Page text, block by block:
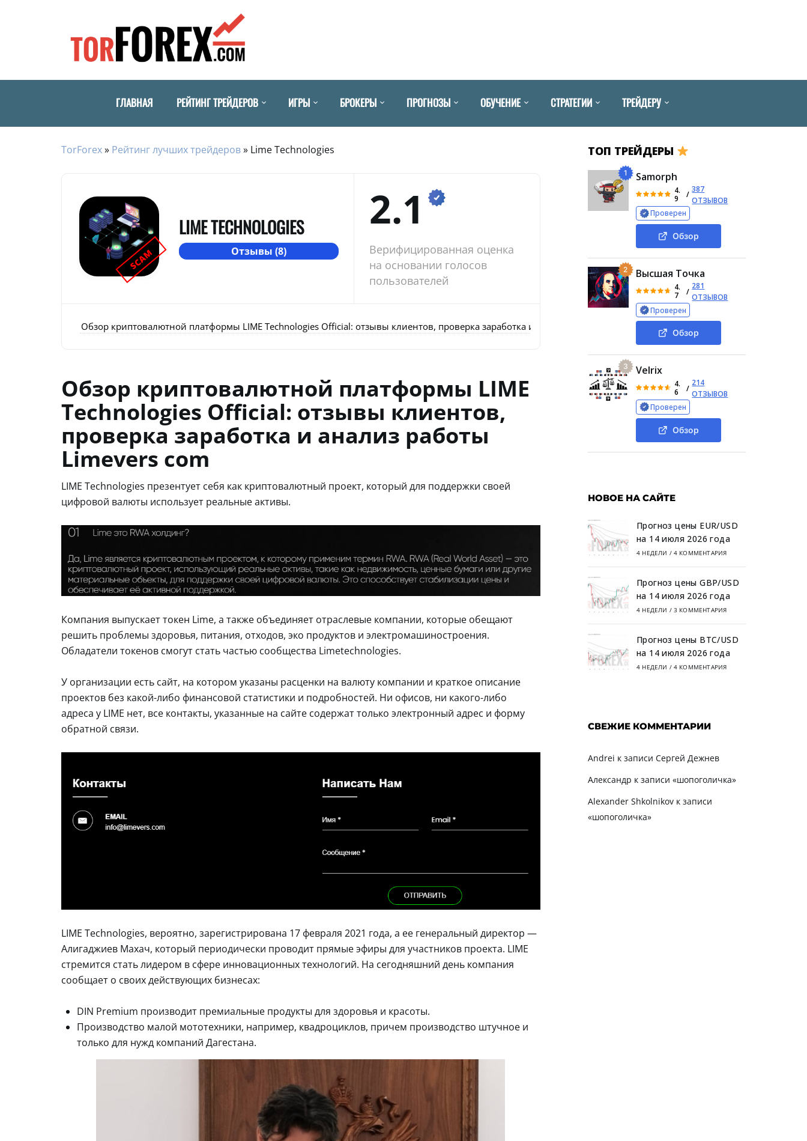
ГЛАВНАЯ РЕЙТИНГ ТРЕЙДЕРОВ ИГРЫ БРОКЕРЫ ПРОГНОЗЫ ОБУЧЕНИЕ СТРАТЕГИИ ТРЕЙДЕРУ
TorForex» Рейтинг лучших трейдеров» Lime Technologies
SCAM
LIME TECHNOLOGIES
Отзывы (8)
2.1
Верифицированная оценка
на основании голосов
пользователей
Обзор криптовалютной платформы LIME Technologies Official: отзывы клиентов, проверка заработка и анализ работы Limevers com Какую прибыль можно
Обзор криптовалютной платформы LIME
Technologies Official: отзывы клиентов,
проверка заработка и анализ работы
Limevers com
LIME Technologies презентует себя как криптовалютный проект, который для поддержки своей
цифровой валюты использует реальные активы.
Компания выпускает токен Lime, а также объединяет отраслевые компании, которые обещают
решить проблемы здоровья, питания, отходов, эко продуктов и электромашиностроения.
Обладатели токенов смогут стать частью сообщества Limetechnologies.
У организации есть сайт, на котором указаны расценки на валюту компании и краткое описание
проектов без какой-либо финансовой статистики и подробностей. Ни офисов, ни какого-либо
адреса у LIME нет, все контакты, указанные на сайте содержат только электронный адрес и форму
обратной связи.
LIME Technologies, вероятно, зарегистрирована 17 февраля 2021 года, а ее генеральный директор —
Алигаджиев Махач, который периодически проводит прямые эфиры для участников проекта. LIME
стремится стать лидером в сфере инновационных технологий. На сегодняшний день компания
сообщает о своих действующих бизнесах:
DIN Premium производит премиальные продукты для здоровья и красоты.
Производство малой мототехники, например, квадроциклов, причем производство штучное и
только для нужд компаний Дагестана.
ТОП ТРЕЙДЕРЫ
1 Samorph
4.
9
/
387
ОТЗЫВОВ
Проверен
Обзор
2 Высшая Точка
4.
7
/
281
ОТЗЫВОВ
Проверен
Обзор
3 Velrix
4.
6
/
214
ОТЗЫВОВ
Проверен
Обзор
НОВОЕ НА САЙТЕ
Прогноз цены EUR/USD
на 14 июля 2026 года
4 НЕДЕЛИ / 4 КОММЕНТАРИЯ
Прогноз цены GBP/USD
на 14 июля 2026 года
4 НЕДЕЛИ / 3 КОММЕНТАРИЯ
Прогноз цены BTC/USD
на 14 июля 2026 года
4 НЕДЕЛИ / 4 КОММЕНТАРИЯ
СВЕЖИЕ КОММЕНТАРИИ
Andrei к записи Сергей Дежнев
Александр к записи «шопоголичка»
Alexander Shkolnikovк записи
«шопоголичка»